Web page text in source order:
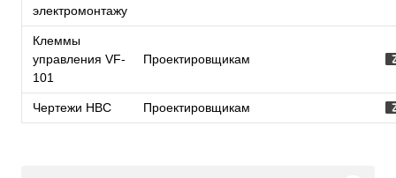
электромонтажу
Клеммы
управления VF-
101
Проектировщикам
Чертежи HBC Проектировщикам